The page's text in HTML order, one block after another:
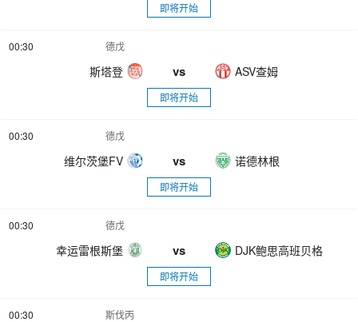
即将开始
00:30 德戊
斯塔登 vs ASV查姆
即将开始
00:30 德戊
维尔茨堡FV vs 诺德林根
即将开始
00:30 德戊
幸运雷根斯堡 vs DJK鲍思高班贝格
即将开始
00:30 斯伐丙